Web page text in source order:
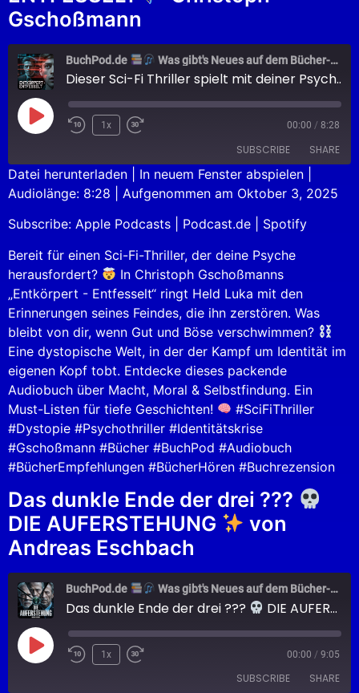
Gschoßmann
BuchPod.de Was gibt's Neues auf dem Bücher-Markt?
Dieser Sci-Fi Thriller spielt mit deiner Psyche
1x 00:00 / 8:28
SUBSCRIBE SHARE
Apple Podcasts Podcast.de
Spotify
RSS FEED
SHARE
LINK
EMBED
Datei herunterladen In neuem Fenster abspielen
Audiolänge: 8:28
Aufgenommen am Oktober 3, 2025
Subscribe: Apple Podcasts Podcast.de
Spotify
Bereit für einen Sci-Fi-Thriller, der deine Psyche
herausfordert?
In Christoph Gschoßmanns
„Entkörpert - Entfesselt“ ringt Held Luka mit den
Erinnerungen seines Feindes, die ihn zerstören. Was
bleibt von dir, wenn Gut und Böse verschwimmen?
Eine dystopische Welt, in der der Kampf um Identität im
eigenen Kopf tobt. Entdecke dieses packende
Audiobuch über Macht, Moral & Selbstfindung. Ein
Must-Listen für tiefe Geschichten!
#SciFiThriller
#Dystopie #Psychothriller #Identitätskrise
#Gschoßmann #Bücher #BuchPod #Audiobuch
#BücherEmpfehlungen #BücherHören #Buchrezension
Das dunkle Ende der drei ???
DIE AUFERSTEHUNG
von
Andreas Eschbach
BuchPod.de Was gibt's Neues auf dem Bücher-Markt?
Das dunkle Ende der drei ??? DIE AUFERSTEHUNG
1x 00:00 / 9:05
SUBSCRIBE SHARE